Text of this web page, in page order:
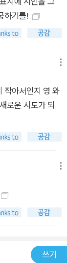
기능할 수 있도
모”, 권력과 무
술로 오래 함께
시간들을 치열하
특징”(문학평
단의 세계
, “당분간 시의
지 시만이 할
라도” “오래도
연정). 앞으로의
가의 삶이 전혀
하기를!
작아서인지 영 와
로운 시도가 되
쓰기